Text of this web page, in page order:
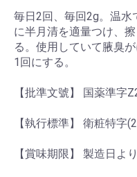
毎日2回、毎回2g。温水
に半月清を適量つけ、
る。使用していて腋臭
1回にする。
【批準文號】 国薬準字
【執行標準】 衛粧特字
【賞味期限】 製造日よ